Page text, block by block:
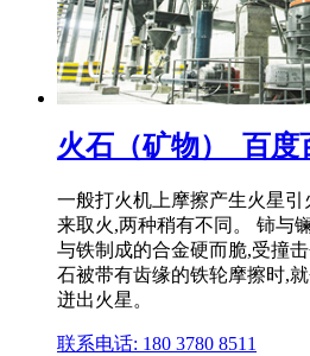
火石（矿物）_百度
一般打火机上摩擦产生火星引
来取火,两种稍有不同。 铈与
与铁制成的合金硬而脆,受撞
石被带有齿缘的铁轮摩擦时,
迸出火星。
联系电话: 180 3780 8511